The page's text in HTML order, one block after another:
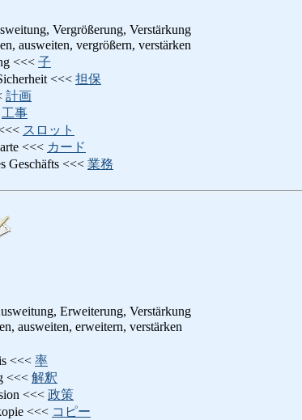
Vergrößerung, Verstärkung
ausweiten, vergrößern, verstärken
<<< 子
<<< 担保
計画
工事
スロット
<<< カード
Geschäfts <<< 業務
Erweiterung, Verstärkung
ausweiten, erweitern, verstärken
<<< 率
<<< 解釈
<<< 政策
<<< コピー